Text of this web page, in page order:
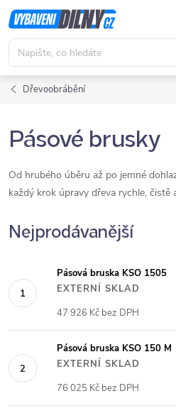
Přejít
na
obsah
Dřevoobrábění
Pásové brusky
Od hrubého úběru až po jemné
každý krok úpravy dřeva rychle, čistě
Nejprodávanější
Pásová bruska KSO 1505
EXTERNÍ SKLAD
47 926 Kč bez DPH
Pásová bruska KSO 150 M
EXTERNÍ SKLAD
76 025 Kč bez DPH